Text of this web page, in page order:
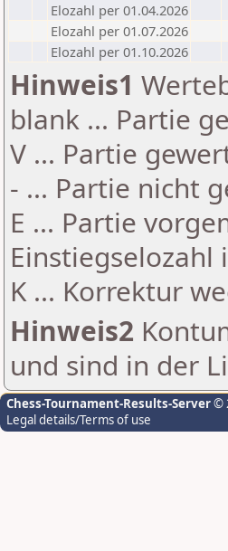
Elozahl per 01.04.2026
Elozahl per 01.07.2026
Elozahl per 01.10.2026
Hinweis1
blank ... Partie
V ... Partie
- ... Partie nicht
E ... Partie
K ... Korrektur
Hinweis2
und sind in der
Chess-Tournament-Results-Server©
Legal details/Terms of use